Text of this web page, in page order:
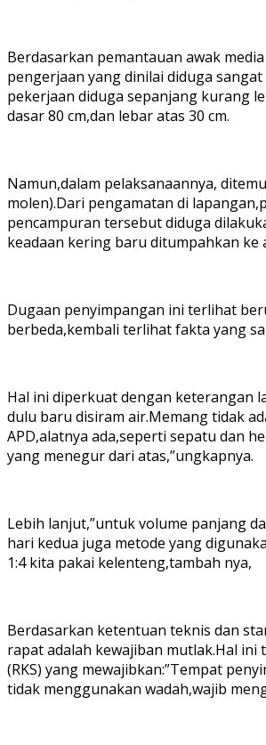
Berdasarkan pemantauan awak
pengerjaan yang dinilai diduga
pekerjaan diduga sepanjang kurang
dasar 80 cm,dan lebar atas 30 cm.
Namun,dalam pelaksanaannya,
molen).Dari pengamatan di
pencampuran tersebut diduga
keadaan kering baru ditumpahkan ke
Dugaan penyimpangan ini terlihat
berbeda,kembali terlihat fakta yang
Hal ini diperkuat dengan keterangan
dulu baru disiram air.Memang tidak
APD,alatnya ada,seperti sepatu dan
yang menegur dari atas,”ungkapnya.
Lebih lanjut,”untuk volume panjang
hari kedua juga metode yang
1:4 kita pakai kelenteng,tambah nya,
Berdasarkan ketentuan teknis dan
rapat adalah kewajiban mutlak.Hal ini
(RKS) yang mewajibkan:”Tempat
tidak menggunakan wadah,wajib